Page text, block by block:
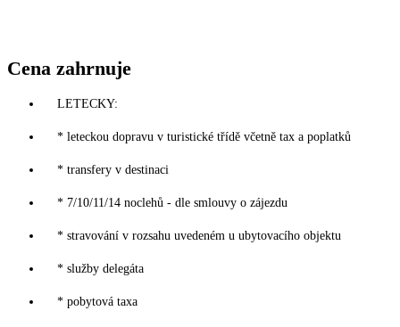
Cena zahrnuje
LETECKY:
* leteckou dopravu v turistické třídě včetně tax a poplatků
* transfery v destinaci
* 7/10/11/14 noclehů - dle smlouvy o zájezdu
* stravování v rozsahu uvedeném u ubytovacího objektu
* služby delegáta
* pobytová taxa